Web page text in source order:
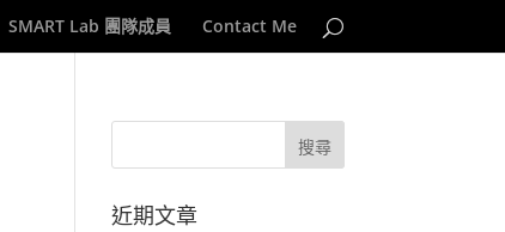
SMART Lab 團隊成員 Contact Me
近期文章